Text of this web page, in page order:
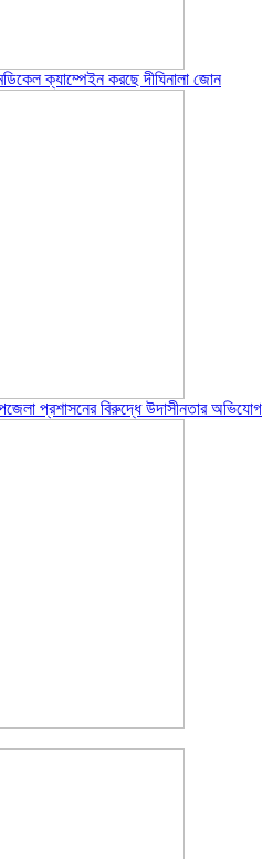
ক্যাম্পেইন করছে দীঘিনালা জোন
প্রশাসনের বিরুদ্ধে উদাসীনতার অভিযোগ